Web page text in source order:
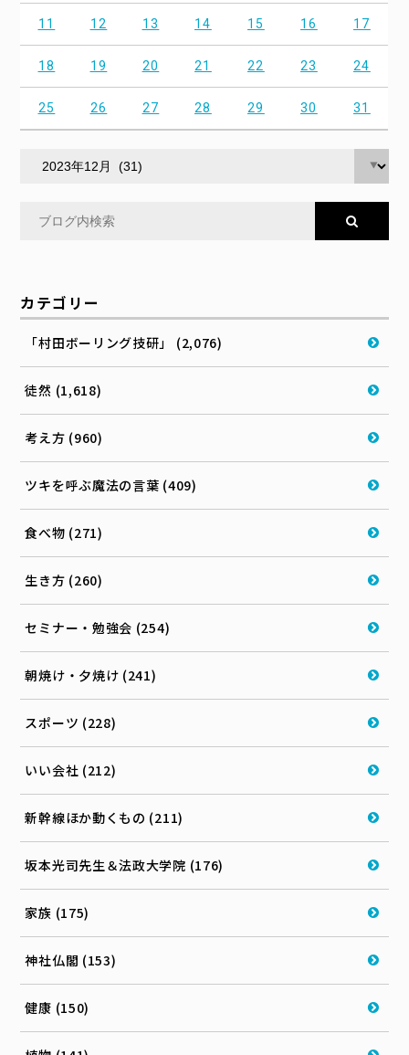
11 12 13 14 15 16 17
18 19 20 21 22 23 24
25 26 27 28 29 30 31
カテゴリー
「村田ボーリング技研」 (2,076)
徒然 (1,618)
考え方 (960)
ツキを呼ぶ魔法の言葉 (409)
食べ物 (271)
生き方 (260)
セミナー・勉強会 (254)
朝焼け・夕焼け (241)
スポーツ (228)
いい会社 (212)
新幹線ほか動くもの (211)
坂本光司先生＆法政大学院 (176)
家族 (175)
神社仏閣 (153)
健康 (150)